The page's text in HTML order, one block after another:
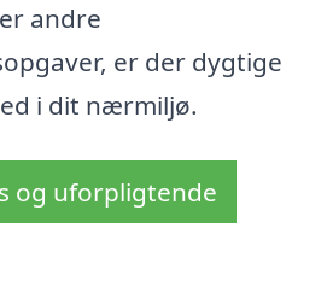
andre
er der dygtige
i dit nærmiljø.
og uforpligtende